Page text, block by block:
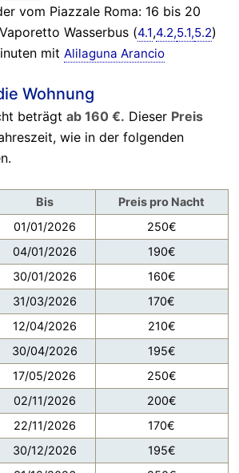
vom Piazzale Roma: 16 bis 20
Wasserbus (4.1,4.2,5.1,5.2)
mit Alilaguna Arancio
Wohnung
beträgt ab 160 €. Dieser Preis
wie in der folgenden
Bis
Preis pro Nacht
01/01/2026
250€
04/01/2026
190€
30/01/2026
160€
31/03/2026
170€
12/04/2026
210€
30/04/2026
195€
17/05/2026
250€
02/11/2026
200€
22/11/2026
170€
30/12/2026
195€